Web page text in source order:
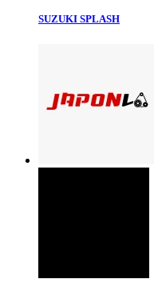
SUZUKI SPLASH